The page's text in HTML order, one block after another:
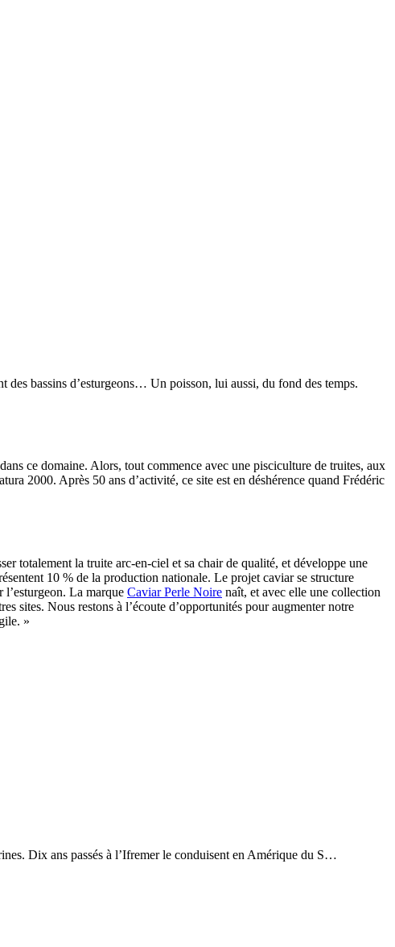
bassins d’esturgeons… Un poisson, lui aussi, du fond des temps.
ce domaine. Alors, tout commence avec une pisciculture de truites, aux
2000. Après 50 ans d’activité, ce site est en déshérence quand Frédéric
totalement la truite arc-en-ciel et sa chair de qualité, et développe une
10 % de la production nationale. Le projet caviar se structure
l’esturgeon. La marque Caviar Perle Noire naît, et avec elle une collection
sites. Nous restons à l’écoute d’opportunités pour augmenter notre
»
Dix ans passés à l’Ifremer le conduisent en Amérique du S…